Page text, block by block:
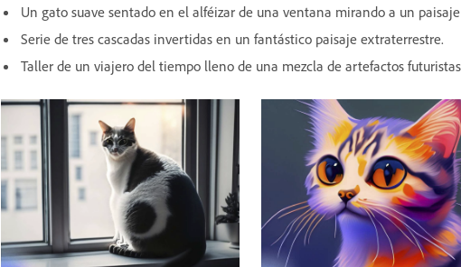
Un gato suave sentado en el alféizar de una ventana mirando a un
Serie de tres cascadas invertidas en un fantástico paisaje extraterrestre.
Taller de un viajero del tiempo lleno de una mezcla de artefactos